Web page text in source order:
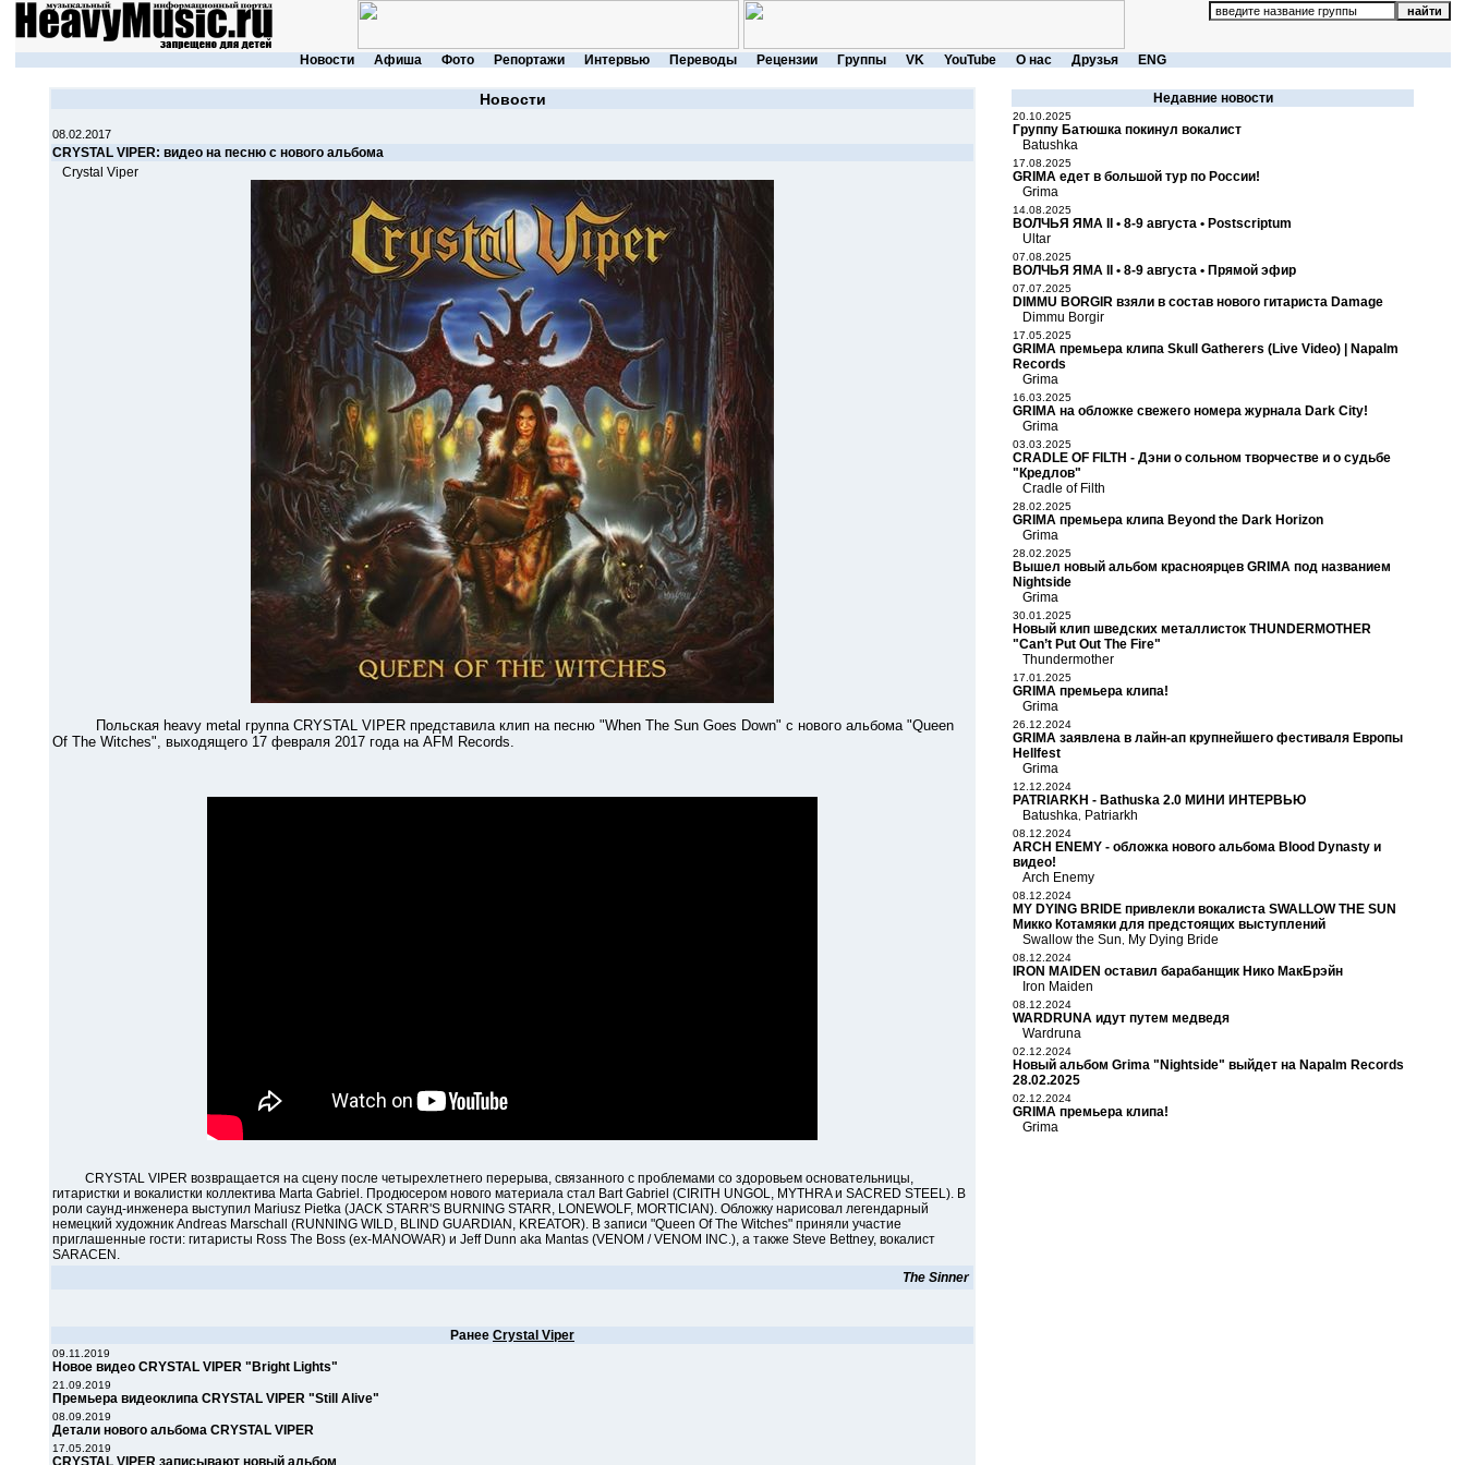
Новости Афиша Фото Репортажи Интервью Переводы Рецензии Группы VK YouTube О нас Друзья ENG
Новости
08.02.2017
CRYSTAL VIPER: видео на песню с нового альбома
Crystal Viper
Польская heavy metal группа CRYSTAL VIPER представила клип на песню "When The Sun Goes Down" с нового альбома "Queen
Of The Witches", выходящего 17 февраля 2017 года на AFM Records.
CRYSTAL VIPER возвращается на сцену после четырехлетнего перерыва, связанного с проблемами со здоровьем основательницы,
гитаристки и вокалистки коллектива Marta Gabriel. Продюсером нового материала стал Bart Gabriel (CIRITH UNGOL, MYTHRA и SACRED STEEL). В
роли саунд-инженера выступил Mariusz Pietka (JACK STARR'S BURNING STARR, LONEWOLF, MORTICIAN). Обложку нарисовал легендарный
немецкий художник Andreas Marschall (RUNNING WILD, BLIND GUARDIAN, KREATOR). В записи "Queen Of The Witches" приняли участие
приглашенные гости: гитаристы Ross The Boss (ex-MANOWAR) и Jeff Dunn aka Mantas (VENOM / VENOM INC.), а также Steve Bettney, вокалист
SARACEN.
The Sinner
Ранее Crystal Viper
09.11.2019
Новое видео CRYSTAL VIPER "Bright Lights"
21.09.2019
Премьера видеоклипа CRYSTAL VIPER "Still Alive"
08.09.2019
Детали нового альбома CRYSTAL VIPER
17.05.2019
CRYSTAL VIPER записывают новый альбом
Недавние новости
20.10.2025
Группу Батюшка покинул вокалист
Batushka
17.08.2025
GRIMA едет в большой тур по России!
Grima
14.08.2025
ВОЛЧЬЯ ЯМА II • 8-9 августа • Postscriptum
Ultar
07.08.2025
ВОЛЧЬЯ ЯМА II • 8-9 августа • Прямой эфир
07.07.2025
DIMMU BORGIR взяли в состав нового гитариста Damage
Dimmu Borgir
17.05.2025
GRIMA премьера клипа Skull Gatherers (Live Video) | Napalm
Records
Grima
16.03.2025
GRIMA на обложке свежего номера журнала Dark City!
Grima
03.03.2025
CRADLE OF FILTH - Дэни о сольном творчестве и о судьбе
"Кредлов"
Cradle of Filth
28.02.2025
GRIMA премьера клипа Beyond the Dark Horizon
Grima
28.02.2025
Вышел новый альбом красноярцев GRIMA под названием
Nightside
Grima
30.01.2025
Новый клип шведских металлисток THUNDERMOTHER
"Can’t Put Out The Fire"
Thundermother
17.01.2025
GRIMA премьера клипа!
Grima
26.12.2024
GRIMA заявлена в лайн-ап крупнейшего фестиваля Европы
Hellfest
Grima
12.12.2024
PATRIARKH - Bathuska 2.0 МИНИ ИНТЕРВЬЮ
Batushka Patriarkh
08.12.2024
ARCH ENEMY - обложка нового альбома Blood Dynasty и
видео!
Arch Enemy
08.12.2024
MY DYING BRIDE привлекли вокалиста SWALLOW THE SUN
Микко Котамяки для предстоящих выступлений
Swallow the Sun
My Dying Bride
08.12.2024
IRON MAIDEN оставил барабанщик Нико МакБрэйн
Iron Maiden
08.12.2024
WARDRUNA идут путем медведя
Wardruna
02.12.2024
Новый альбом Grima "Nightside" выйдет на Napalm Records
28.02.2025
02.12.2024
GRIMA премьера клипа!
Grima